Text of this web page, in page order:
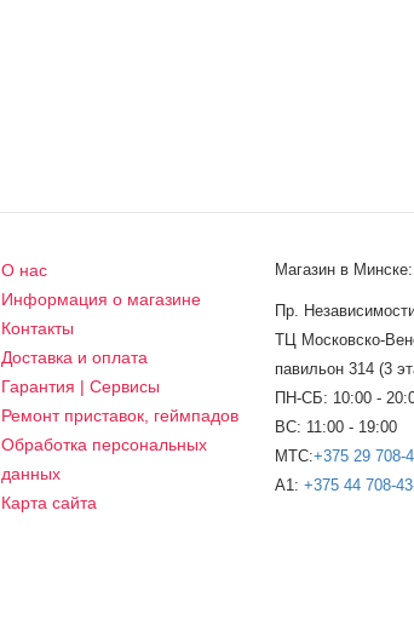
О нас
Информация о магазине
Контакты
Доставка и оплата
Гарантия | Сервисы
Ремонт приставок, геймпадов
Обработка персональных
данных
Карта сайта
Магазин в Минске:
Пр.
ТЦ Московско-
павильон 314 (3
ПН-СБ: 10:00 -
ВС: 11:00 - 19:00
МТС:+375 29 708-
A1:+375 44 708-